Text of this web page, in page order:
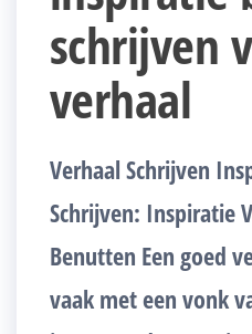
schrijven
verhaal
Verhaal Schrijven
Schrijven: Inspiratie
Benutten Een goed
vaak met een vonk